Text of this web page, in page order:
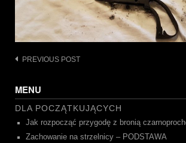
Post
PREVIOUS POST
MENU
DLA POCZĄTKUJĄCYCH
Jak rozpocząć przygodę z bronią
Zachowanie na strzelnicy – PODSTAWA